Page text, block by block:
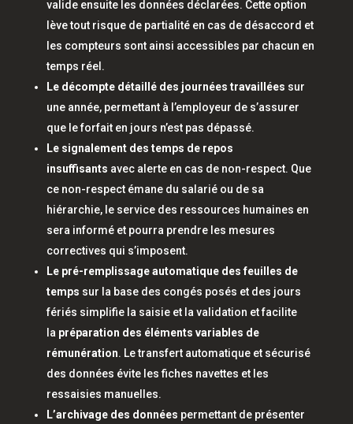
valide ensuite les données déclarées. Cette option
lève tout risque de partialité en cas de désaccord et
les compteurs sont ainsi accessibles par chacun en
temps réel.
Le décompte détaillé des journées travaillées sur
une année, permettant à l’employeur de s’assurer
que le forfait en jours n’est pas dépassé.
Le signalement des temps de repos
insuffisants avec alerte en cas de non-respect. Que
ce non-respect émane du salarié ou de sa
hiérarchie, le service des ressources humaines en
sera informé et pourra prendre les mesures
correctives qui s’imposent.
Le pré-remplissage automatique des feuilles de
temps sur la base des congés posés et des jours
fériés simplifie la saisie et la validation et facilite
la préparation des éléments variables de
rémunération. Le transfert automatique et sécurisé
des données évite les fiches navettes et les
ressaisies manuelles.
L’archivage des données permettant de présenter